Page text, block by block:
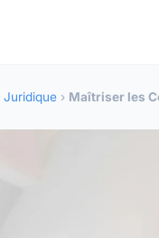
Juridique › Maîtriser les